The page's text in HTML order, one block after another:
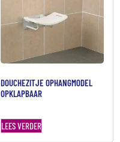
DOUCHEZITJE OPHANGMODEL
OPKLAPBAAR
LEES VERDER